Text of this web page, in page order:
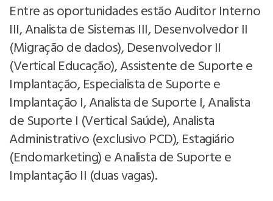
Entre as oportunidades estão Auditor Interno
III, Analista de Sistemas III, Desenvolvedor II
(Migração de dados), Desenvolvedor II
(Vertical Educação), Assistente de Suporte e
Implantação, Especialista de Suporte e
Implantação I, Analista de Suporte I, Analista
de Suporte I (Vertical Saúde), Analista
Administrativo (exclusivo PCD), Estagiário
(Endomarketing) e Analista de Suporte e
Implantação II (duas vagas).